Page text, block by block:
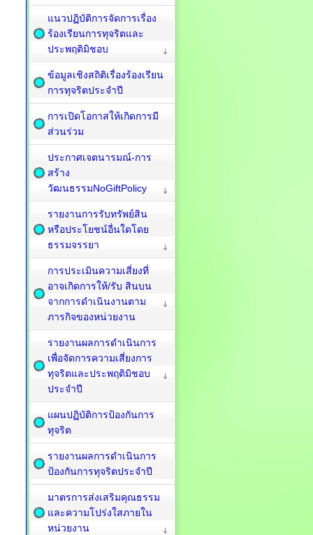
แนวปฏิบัติการจัดการเรื่อง
ร้องเรียนการทุจริตและ
ประพฤติมิชอบ
ข้อมูลเชิงสถิติเรื่องร้องเรียน
การทุจริตประจำปี
การเปิดโอกาสให้เกิดการมี
ส่วนร่วม
ประกาศเจตนารมณ์-การ
สร้าง
วัฒนธรรมNoGiftPolicy
รายงานการรับทรัพย์สิน
หรือประโยชน์อื่นใดโดย
ธรรมจรรยา
การประเมินความเสี่ยงที่
อาจเกิดการให้/รับ สินบน
จากการดำเนินงานตาม
ภารกิจของหน่วยงาน
รายงานผลการดำเนินการ
เพื่อจัดการความเสี่ยงการ
ทุจริตและประพฤติมิชอบ
ประจำปี
แผนปฏิบัติการป้องกันการ
ทุจริต
รายงานผลการดำเนินการ
ป้องกันการทุจริตประจำปี
มาตรการส่งเสริมคุณธรรม
และความโปร่งใสภายใน
หน่วยงาน